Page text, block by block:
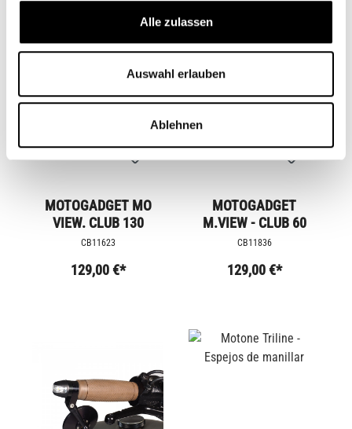
Alle zulassen
Auswahl erlauben
Ablehnen
MOTOGADGET MO
VIEW. CLUB 130
CB11623
129,00 €*
MOTOGADGET
M.VIEW - CLUB 60
CB11836
129,00 €*